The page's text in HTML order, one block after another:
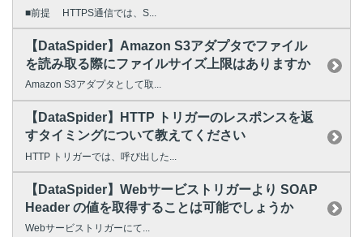
■前提 HTTPS通信では、S...
【DataSpider】Amazon S3アダプタでファイル
を読み取る際にファイルサイズ上限はありますか
Amazon S3アダプタとして取...
【DataSpider】HTTP トリガーのレスポンスを返
すタイミングについて教えてください
HTTP トリガーでは、呼び出した...
【DataSpider】Webサービストリガーより SOAP
Header の値を取得することは可能でしょうか
Webサービストリガーにて...